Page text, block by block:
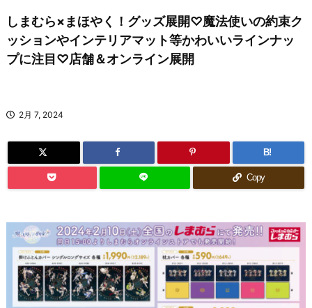
しまむら×まほやく！グッズ展開♡魔法使いの約束ク
ッションやインテリアマット等かわいいラインナッ
プに注目♡店舗＆オンライン展開
2月 7, 2024
B!
Copy